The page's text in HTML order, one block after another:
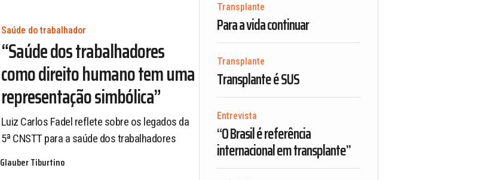
Saúde do trabalhador
“Saúde dos trabalhadores
como direito humano tem uma
representação simbólica”
Luiz Carlos Fadel reflete sobre os legados da
5ª CNSTT para a saúde dos trabalhadores
Glauber Tiburtino
Transplante
Para a vida continuar
Transplante
Transplante é SUS
Entrevista
“O Brasil é referência
internacional em transplante”